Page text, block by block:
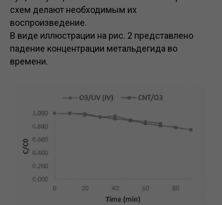
схем делают необходимым их
воспроизведение.
В виде иллюстрации на рис. 2 представлено
падение концентрации метальдегида во
времени.